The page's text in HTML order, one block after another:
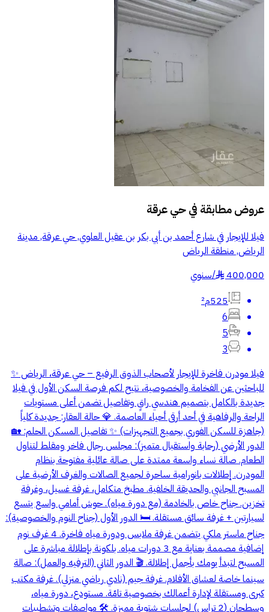
عروض مطابقة فيحي عرقة
فيلا للإيجار في شارع أحمد بن أبي بكر بن عقيل العلوي, حي عرقة, مدينة
الرياض, منطقة الرياض
400,000
§
/سنوي
525م²
6
5
3
فيلا مودرن فاخرة للإيجار لأصحاب الذوق الرفيع – حي عرقة، الرياض ✨
للباحثين عن الفخامة والخصوصية، نتيح لكم فرصة السكن الأول في فيلا
جديدة بالكامل بتصميم هندسي راقٍ وتفاصيل تضمن أعلى مستويات
الراحة والرفاهية في أحد أرقى أحياء العاصمة. 💎 حالة العقار: جديدة كلياً
(جاهزة للسكن الفوري بجميع التجهيزات) ✨ تفاصيل المسكن الحلم: 🏡
الدور الأرضي (رحابة واستقبال متميز): مجلس رجال فاخر ومقلط لتناول
الطعام. صالة نساء واسعة ممتدة على صالة عائلية مفتوحة بنظام
المودرن. إطلالات بانورامية ساحرة لجميع الصالات والغرف الأرضية على
المسبح الجانبي والحديقة الخلفية. مطبخ متكامل، غرفة غسيل، وغرفة
تخزين. جناح خاص بالخادمة (مع دورة مياه). حوش أمامي واسع يتسع
لسيارتين + غرفة سائق مستقلة. 🛏️ الدور الأول (جناح النوم والخصوصية):
جناح ماستر ملكي يتضمن غرفة ملابس ودورة مياه فاخرة. 4 غرف نوم
إضافية مصممة بعناية مع 3 دورات مياه. بلكونة بإطلالة مباشرة على
المسبح لتبدأ يومك بأجمل إطلالة. 🎬 الدور الثاني (الترفيه والعمل): صالة
سينما خاصة لعشاق الأفلام. غرفة جيم (نادي رياضي منزلي). غرفة مكتب
كبرى ومستقلة لإدارة أعمالك بخصوصية تامّة. مستودع، دورة مياه،
وسطحان (2 تراس) لجلسات شتوية مميزة. 🛠️ مواصفات وتشطيبات